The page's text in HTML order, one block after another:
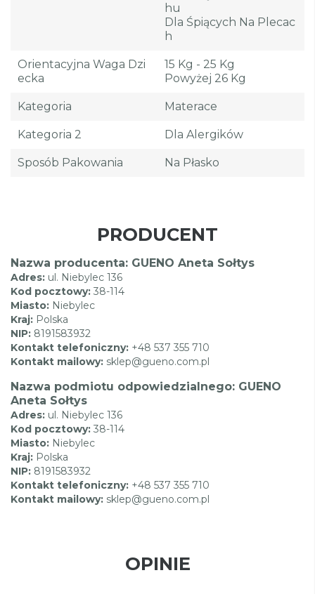
Hu
Dla Śpiących Na Plecac
H
Orientacyjna Waga Dzi
Ecka
15 Kg - 25 Kg
Powyżej 26 Kg
Kategoria Materace
Kategoria 2 Dla Alergików
Sposób Pakowania Na Płasko
PRODUCENT
Nazwa producenta: GUENO Aneta Sołtys
Adres: ul. Niebylec 136
Kod pocztowy: 38-114
Miasto: Niebylec
Kraj: Polska
NIP: 8191583932
Kontakt telefoniczny: +48 537 355 710
Kontakt mailowy: sklep@gueno.com.pl
Nazwa podmiotu odpowiedzialnego: GUENO
Aneta Sołtys
Adres: ul. Niebylec 136
Kod pocztowy: 38-114
Miasto: Niebylec
Kraj: Polska
NIP: 8191583932
Kontakt telefoniczny: +48 537 355 710
Kontakt mailowy: sklep@gueno.com.pl
OPINIE